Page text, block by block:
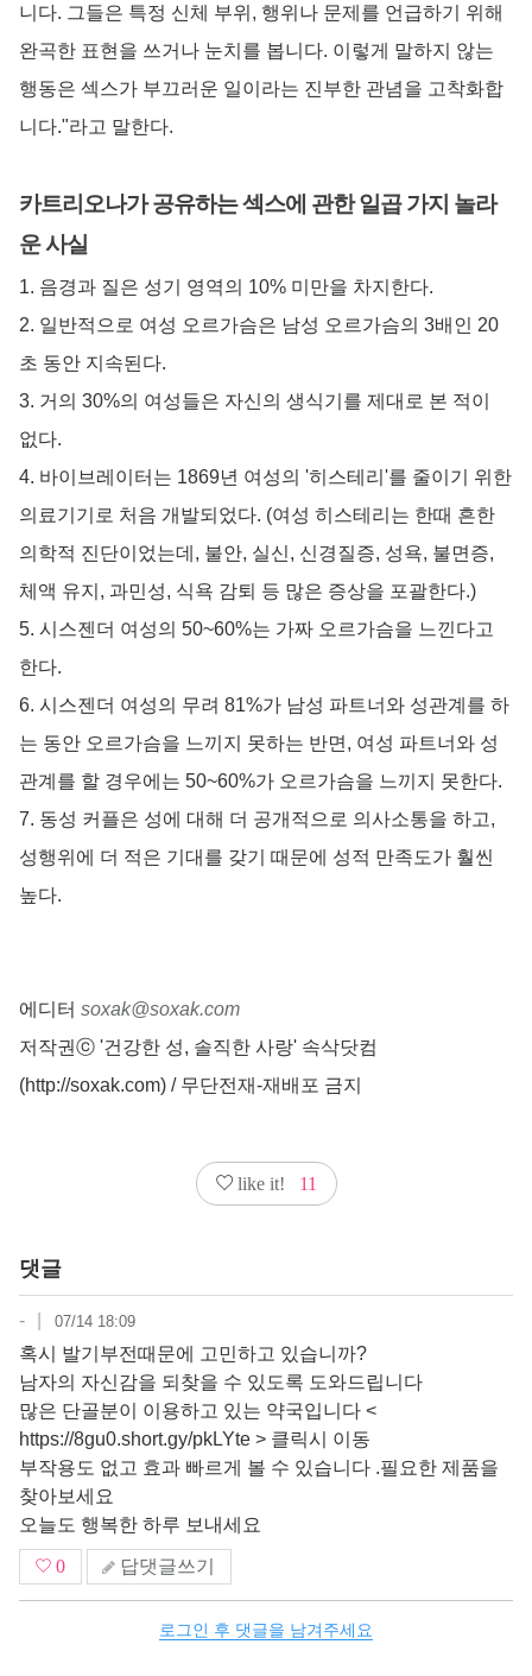
니다. 그들은 특정 신체 부위, 행위나 문제를 언급하기 위해
완곡한 표현을 쓰거나 눈치를 봅니다. 이렇게 말하지 않는
행동은 섹스가 부끄러운 일이라는 진부한 관념을 고착화합
니다."라고 말한다.
카트리오나가 공유하는 섹스에 관한 일곱 가지 놀라
운 사실
1. 음경과 질은 성기 영역의 10% 미만을 차지한다.
2. 일반적으로 여성 오르가슴은 남성 오르가슴의 3배인 20
초 동안 지속된다.
3. 거의 30%의 여성들은 자신의 생식기를 제대로 본 적이
없다.
4. 바이브레이터는 1869년 여성의 '히스테리'를 줄이기 위한
의료기기로 처음 개발되었다. (여성 히스테리는 한때 흔한
의학적 진단이었는데, 불안, 실신, 신경질증, 성욕, 불면증,
체액 유지, 과민성, 식욕 감퇴 등 많은 증상을 포괄한다.)
5. 시스젠더 여성의 50~60%는 가짜 오르가슴을 느낀다고
한다.
6. 시스젠더 여성의 무려 81%가 남성 파트너와 성관계를 하
는 동안 오르가슴을 느끼지 못하는 반면, 여성 파트너와 성
관계를 할 경우에는 50~60%가 오르가슴을 느끼지 못한다.
7. 동성 커플은 성에 대해 더 공개적으로 의사소통을 하고,
성행위에 더 적은 기대를 갖기 때문에 성적 만족도가 훨씬
높다.
에디터 soxak@soxak.com
저작권ⓒ '건강한 성, 솔직한 사랑' 속삭닷컴
(http://soxak.com) / 무단전재-재배포 금지
like it! 11
댓글
- 07/14 18:09
혹시 발기부전때문에 고민하고 있습니까?
남자의 자신감을 되찾을 수 있도록 도와드립니다
많은 단골분이 이용하고 있는 약국입니다 <
https://8gu0.short.gy/pkLYte > 클릭시 이동
부작용도 없고 효과 빠르게 볼 수 있습니다 .필요한 제품을
찾아보세요
오늘도 행복한 하루 보내세요
0 답댓글쓰기
로그인 후 댓글을 남겨주세요